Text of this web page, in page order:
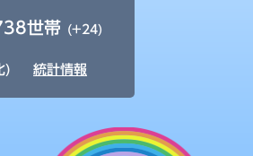
世帯 (+24)
) 統計情報